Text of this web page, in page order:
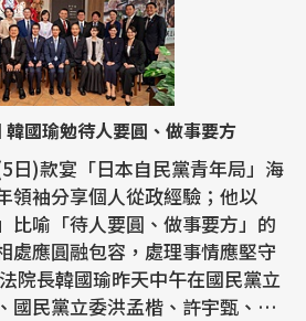
國瑜勉待人要圓、做事要方
日)款宴「日本自民黨青年局」海
領袖分享個人從政經驗；他以
比喻「待人要圓、做事要方」的
處應圓融包容，處理事情應堅守
國民黨立委洪孟楷、許宇甄、林